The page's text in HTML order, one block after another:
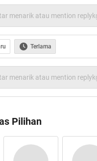
juga selamat
Daaaaan
Makasih Min Mod
menarik atau mention
Terlama
menarik atau mention
Pilihan